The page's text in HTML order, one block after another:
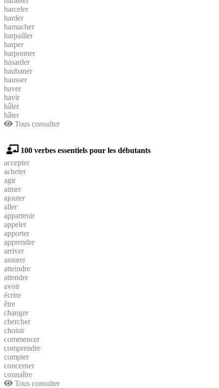
harceler
harder
harnacher
harpailler
harper
harponner
hasarder
haubaner
hausser
haver
havir
hâler
hâter
Tous consulter
100 verbes essentiels pour les débutants
accepter
acheter
agir
aimer
ajouter
aller
appartenir
appeler
apporter
apprendre
arriver
assurer
atteindre
attendre
avoir
écrire
être
changer
chercher
choisir
commencer
comprendre
compter
concerner
connaître
Tous consulter